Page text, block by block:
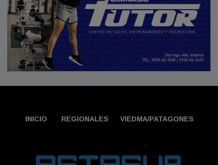
INICIO REGIONALES VIEDMA/PATAGONES